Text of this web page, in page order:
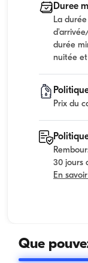
Duree
La
durée
nuitée
Prix du
30 jours
En
Que